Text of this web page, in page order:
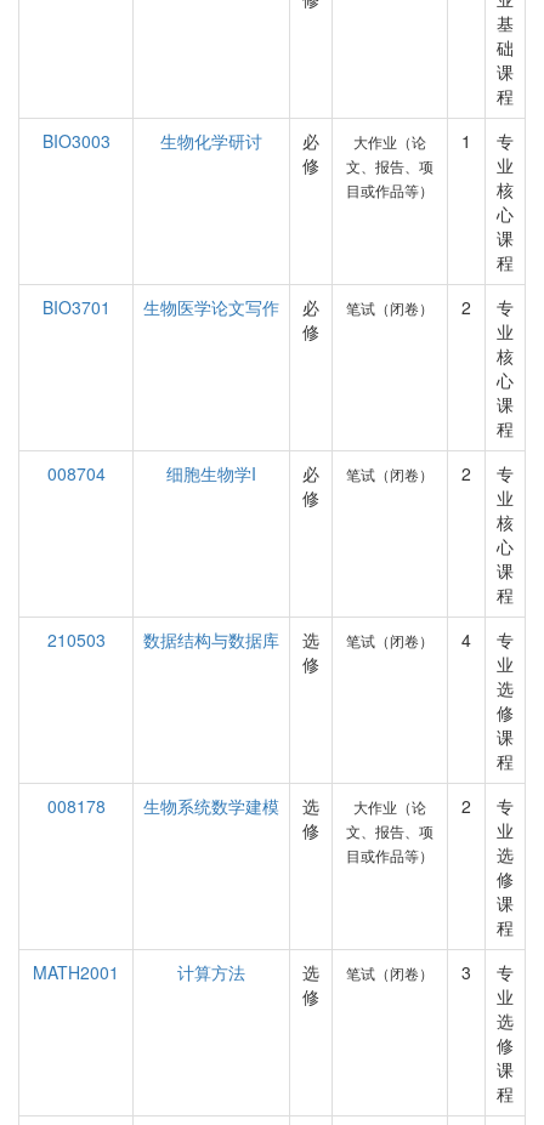
基
础
课
程
BIO3003
生物化学研讨
必
修
大作业（论
文、报告、项
目或作品等）
1
专
业
核
心
课
程
BIO3701
生物医学论文写作
必
修
笔试（闭卷） 2
专
业
核
心
课
程
008704
细胞生物学I
必
修
笔试（闭卷） 2
专
业
核
心
课
程
210503
数据结构与数据库
选
修
笔试（闭卷） 4
专
业
选
修
课
程
008178
生物系统数学建模
选
修
大作业（论
文、报告、项
目或作品等）
2
专
业
选
修
课
程
MATH2001
计算方法
选
修
笔试（闭卷） 3
专
业
选
修
课
程